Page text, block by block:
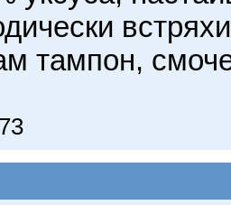
тампон,